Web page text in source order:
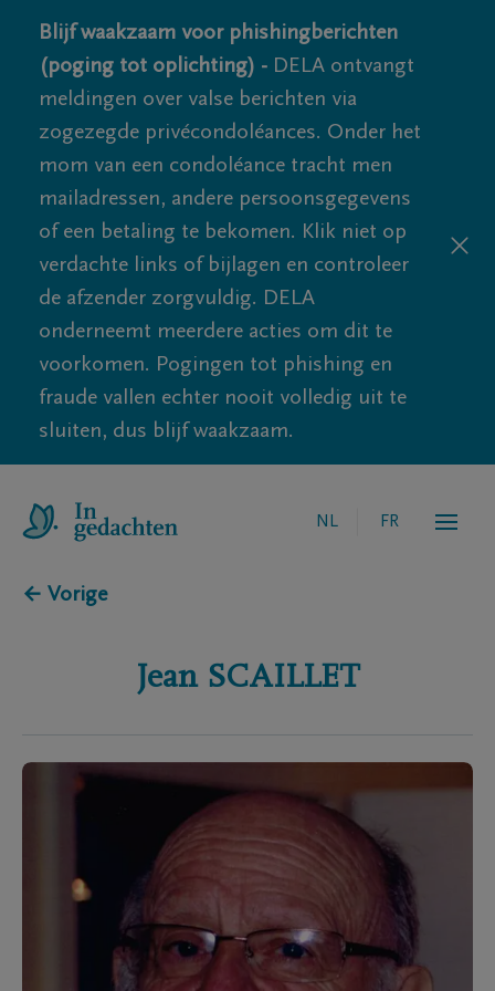
Blijf waakzaam voor phishingberichten
(poging tot oplichting) - DELA ontvangt
meldingen over valse berichten via
zogezegde privécondoléances. Onder het
mom van een condoléance tracht men
mailadressen, andere persoonsgegevens
of een betaling te bekomen. Klik niet op
verdachte links of bijlagen en controleer
de afzender zorgvuldig. DELA
onderneemt meerdere acties om dit te
voorkomen. Pogingen tot phishing en
fraude vallen echter nooit volledig uit te
sluiten, dus blijf waakzaam.
NL FR
← Vorige
Jean SCAILLET